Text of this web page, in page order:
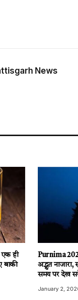
News
एक ही
बाकी
Purnima
अद्भुत
समय पर देख
January 2,